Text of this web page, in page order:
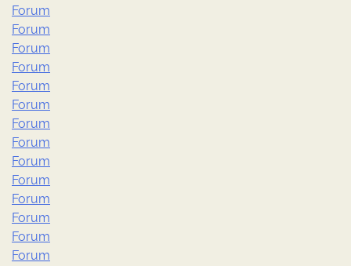
Forum
Forum
Forum
Forum
Forum
Forum
Forum
Forum
Forum
Forum
Forum
Forum
Forum
Forum